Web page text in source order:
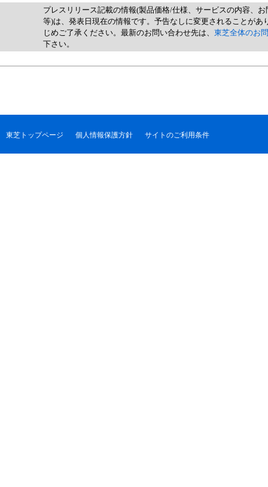
プレスリリース記載の情報(製品価格/仕様、サービスの内容、
等)は、発表日現在の情報です。予告なしに変更されることがあ
じめご了承ください。最新のお問い合わせ先は、 東芝全体のお
下さい。
東芝トップページ 個人情報保護方針 サイトのご利用条件